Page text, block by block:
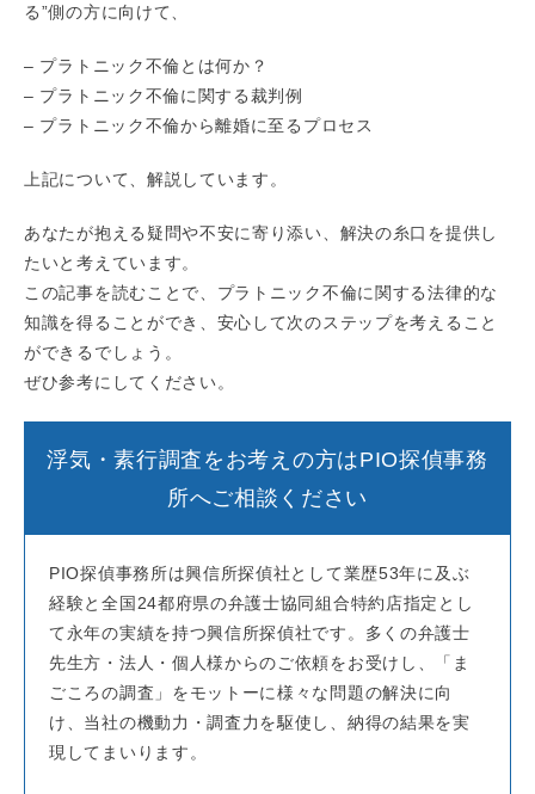
る”側の方に向けて、
– プラトニック不倫とは何か？
– プラトニック不倫に関する裁判例
– プラトニック不倫から離婚に至るプロセス
上記について、解説しています。
あなたが抱える疑問や不安に寄り添い、解決の糸口を提供し
たいと考えています。
この記事を読むことで、プラトニック不倫に関する法律的な
知識を得ることができ、安心して次のステップを考えること
ができるでしょう。
ぜひ参考にしてください。
浮気・素行調査をお考えの方はPIO探偵事務
所へご相談ください
PIO探偵事務所は興信所探偵社として業歴53年に及ぶ
経験と全国24都府県の弁護士協同組合特約店指定とし
て永年の実績を持つ興信所探偵社です。多くの弁護士
先生方・法人・個人様からのご依頼をお受けし、「ま
ごころの調査」をモットーに様々な問題の解決に向
け、当社の機動力・調査力を駆使し、納得の結果を実
現してまいります。